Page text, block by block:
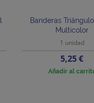
Banderas
Multicolor
1 unidad
Precio
5,25 €
Añadir al